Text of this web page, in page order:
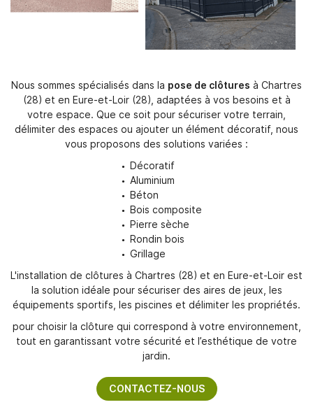
Nous sommes spécialisés dans la pose de clôtures à Chartres
(28) et en Eure-et-Loir (28), adaptées à vos besoins et à
votre espace. Que ce soit pour sécuriser votre terrain,
délimiter des espaces ou ajouter un élément décoratif, nous
vous proposons des solutions variées :
Décoratif
Aluminium
Béton
Bois composite
Pierre sèche
Rondin bois
Grillage
L'installation de clôtures à Chartres (28) et en Eure-et-Loir est
la solution idéale pour sécuriser des aires de jeux, les
équipements sportifs, les piscines et délimiter les propriétés.
pour choisir la clôture qui correspond à votre environnement,
tout en garantissant votre sécurité et l’esthétique de votre
jardin.
CONTACTEZ-NOUS